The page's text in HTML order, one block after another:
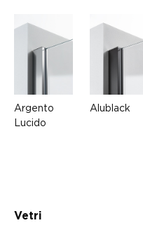
Argento
Lucido
Alublack
Vetri